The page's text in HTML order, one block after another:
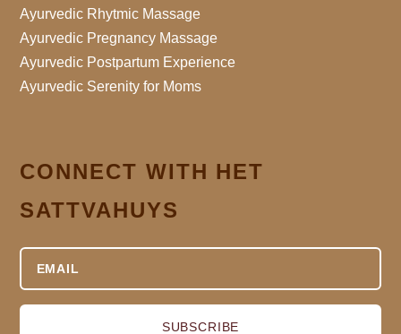
Ayurvedic Rhytmic Massage
Ayurvedic Pregnancy Massage
Ayurvedic Postpartum Experience
Ayurvedic Serenity for Moms
CONNECT WITH HET
SATTVAHUYS
SUBSCRIBE